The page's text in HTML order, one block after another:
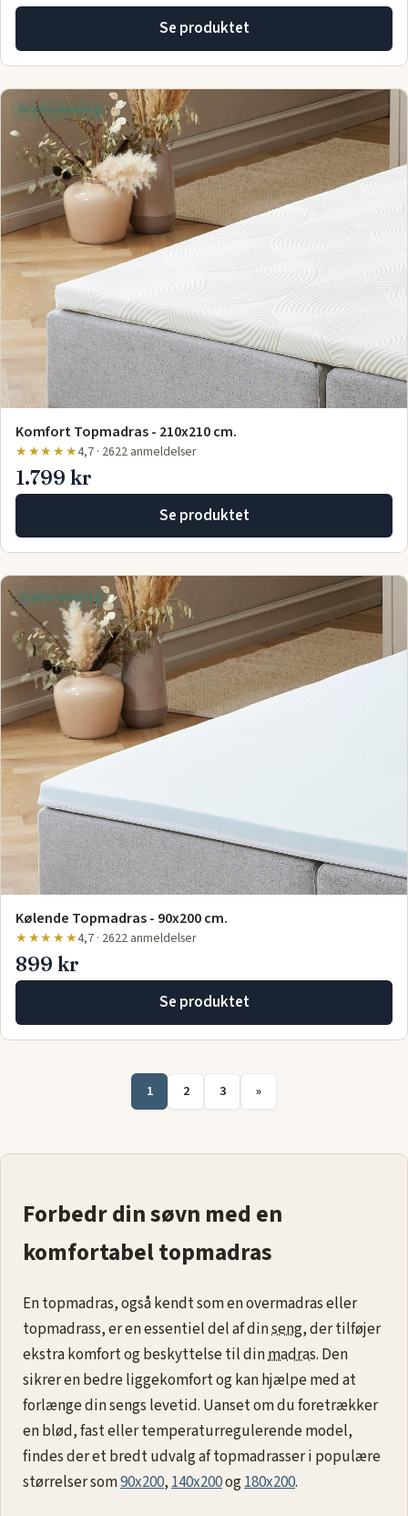
Se produktet
Gratis levering
Komfort Topmadras - 210x210 cm.
★★★★★4,7 · 2622 anmeldelser
1.799 kr
Se produktet
Gratis levering
Kølende Topmadras - 90x200 cm.
★★★★★4,7 · 2622 anmeldelser
899 kr
Se produktet
1 2 3 »
Forbedr din søvn med en
komfortabel topmadras
En topmadras, også kendt som en overmadras eller
topmadrass, er en essentiel del af dinseng, der tilføjer
ekstra komfort og beskyttelse til dinmadras. Den
sikrer en bedre liggekomfort og kan hjælpe med at
forlænge din sengs levetid. Uanset om du foretrækker
en blød, fast eller temperaturregulerende model,
findes der et bredt udvalg af topmadrasser i populære
størrelser som90x200,140x200og180x200.